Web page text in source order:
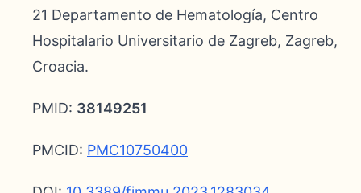
21 Departamento de Hematología, Centro
Hospitalario Universitario de Zagreb, Zagreb,
Croacia.
PMID: 38149251
PMCID: PMC10750400